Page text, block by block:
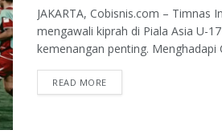
JAKARTA, Cobisnis.com – Timnas
mengawali kiprah di Piala Asia U-
kemenangan penting. Menghadapi
READ MORE